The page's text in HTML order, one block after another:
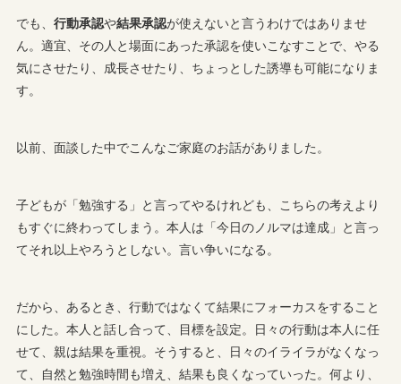
でも、行動承認や結果承認が使えないと言うわけではありませ
ん。適宜、その人と場面にあった承認を使いこなすことで、やる
気にさせたり、成長させたり、ちょっとした誘導も可能になりま
す。
以前、面談した中でこんなご家庭のお話がありました。
子どもが「勉強する」と言ってやるけれども、こちらの考えより
もすぐに終わってしまう。本人は「今日のノルマは達成」と言っ
てそれ以上やろうとしない。言い争いになる。
だから、あるとき、行動ではなくて結果にフォーカスをすること
にした。本人と話し合って、目標を設定。日々の行動は本人に任
せて、親は結果を重視。そうすると、日々のイライラがなくなっ
て、自然と勉強時間も増え、結果も良くなっていった。何より、